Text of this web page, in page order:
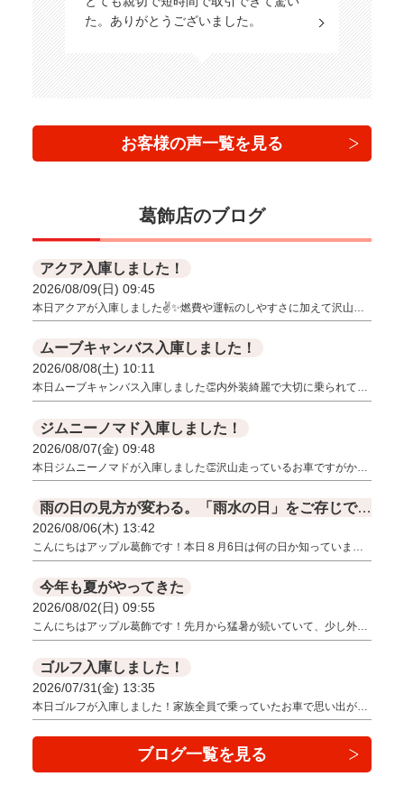
た。ありがとうございました。
お客様の声一覧を見る
葛飾店のブログ
アクア入庫しました！
2026/08/09(日) 09:45
本日アクアが入庫しました✌✨燃費や運転のしやすさに加えて沢山…
ムーブキャンバス入庫しました！
2026/08/08(土) 10:11
本日ムーブキャンバス入庫しました👏内外装綺麗で大切に乗られて…
ジムニーノマド入庫しました！
2026/08/07(金) 09:48
本日ジムニーノマドが入庫しました👏沢山走っているお車ですがか…
雨の日の見方が変わる。「雨水の日」をご存じですか？
2026/08/06(木) 13:42
こんにちはアップル葛飾です！本日８月6日は何の日か知っていま…
今年も夏がやってきた
2026/08/02(日) 09:55
こんにちはアップル葛飾です！先月から猛暑が続いていて、少し外…
ゴルフ入庫しました！
2026/07/31(金) 13:35
本日ゴルフが入庫しました！家族全員で乗っていたお車で思い出が…
ブログ一覧を見る